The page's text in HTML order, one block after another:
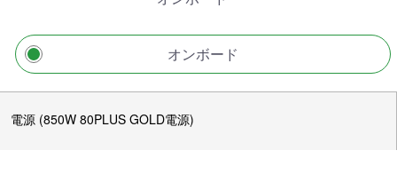
オンボード
電源 (850W 80PLUS GOLD電源)